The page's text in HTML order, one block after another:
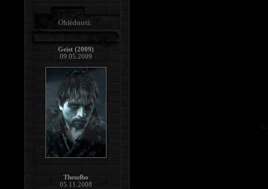
Ohlédnutí:
Geist (2009)
09.05.2009
Theudho
05.11.2008